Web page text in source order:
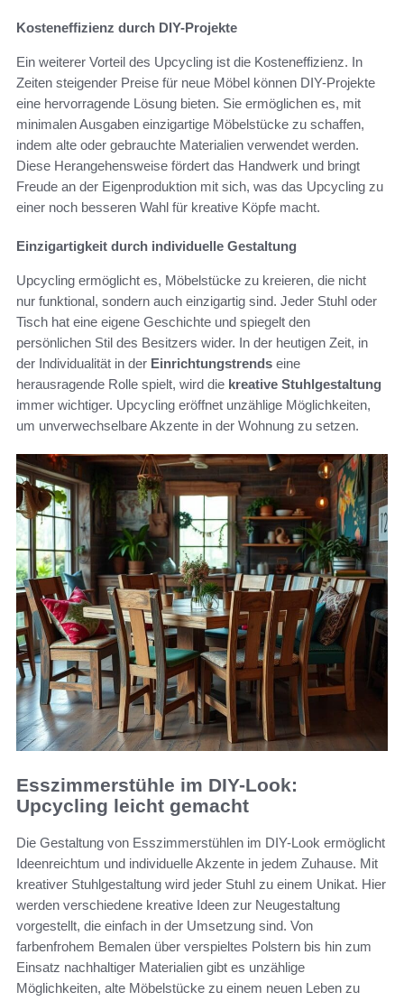
Kosteneffizienz durch DIY-Projekte
Ein weiterer Vorteil des Upcycling ist die Kosteneffizienz. In
Zeiten steigender Preise für neue Möbel können DIY-Projekte
eine hervorragende Lösung bieten. Sie ermöglichen es, mit
minimalen Ausgaben einzigartige Möbelstücke zu schaffen,
indem alte oder gebrauchte Materialien verwendet werden.
Diese Herangehensweise fördert das Handwerk und bringt
Freude an der Eigenproduktion mit sich, was das Upcycling zu
einer noch besseren Wahl für kreative Köpfe macht.
Einzigartigkeit durch individuelle Gestaltung
Upcycling ermöglicht es, Möbelstücke zu kreieren, die nicht
nur funktional, sondern auch einzigartig sind. Jeder Stuhl oder
Tisch hat eine eigene Geschichte und spiegelt den
persönlichen Stil des Besitzers wider. In der heutigen Zeit, in
der Individualität in der Einrichtungstrends eine
herausragende Rolle spielt, wird die kreative Stuhlgestaltung
immer wichtiger. Upcycling eröffnet unzählige Möglichkeiten,
um unverwechselbare Akzente in der Wohnung zu setzen.
Esszimmerstühle im DIY-Look:
Upcycling leicht gemacht
Die Gestaltung von Esszimmerstühlen im DIY-Look ermöglicht
Ideenreichtum und individuelle Akzente in jedem Zuhause. Mit
kreativer Stuhlgestaltung wird jeder Stuhl zu einem Unikat. Hier
werden verschiedene kreative Ideen zur Neugestaltung
vorgestellt, die einfach in der Umsetzung sind. Von
farbenfrohem Bemalen über verspieltes Polstern bis hin zum
Einsatz nachhaltiger Materialien gibt es unzählige
Möglichkeiten, alte Möbelstücke zu einem neuen Leben zu